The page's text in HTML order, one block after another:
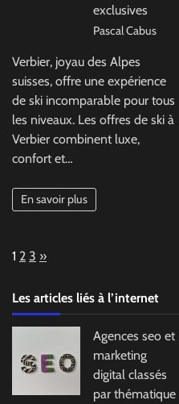
exclusives
Pascal Cabus
Verbier, joyau des Alpes
suisses, offre une expérience
de ski incomparable pour tous
les niveaux. Les offres de ski à
Verbier combinent luxe,
confort et…
En savoir plus
Page:
1 2 3 Next
»
Les articles liés à l’internet
Agences seo et
marketing
digital classés
par thématique